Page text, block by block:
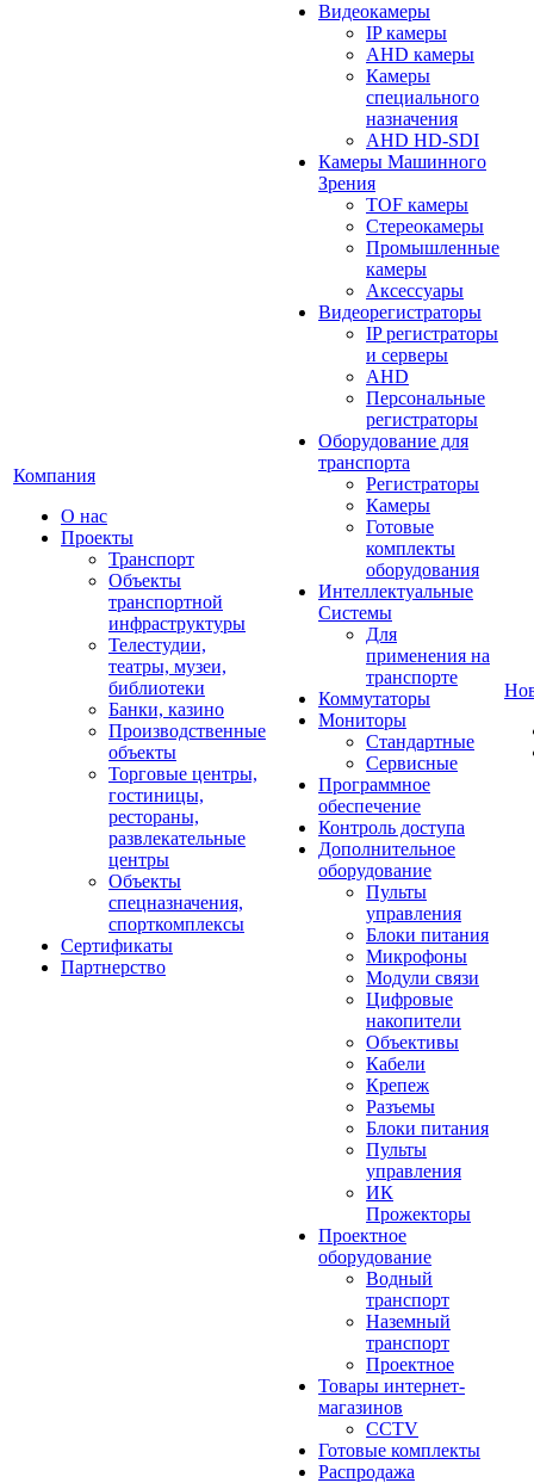
Компания
О нас
Проекты
Транспорт
Объекты
транспортной
инфраструктуры
Телестудии,
театры, музеи,
библиотеки
Банки, казино
Производственные
объекты
Торговые центры,
гостиницы,
рестораны,
развлекательные
центры
Объекты
спецназначения,
спорткомплексы
Сертификаты
Партнерство
Видеокамеры
IP камеры
AHD камеры
Камеры
специального
назначения
AHD HD-SDI
Камеры Машинного
Зрения
TOF камеры
Стереокамеры
Промышленные
камеры
Аксессуары
Видеорегистраторы
IP регистраторы
и серверы
AHD
Персональные
регистраторы
Оборудование для
транспорта
Регистраторы
Камеры
Готовые
комплекты
оборудования
Интеллектуальные
Системы
Для
применения на
транспорте
Коммутаторы
Мониторы
Стандартные
Сервисные
Программное
обеспечение
Контроль доступа
Дополнительное
оборудование
Пульты
управления
Блоки питания
Микрофоны
Модули связи
Цифровые
накопители
Объективы
Кабели
Крепеж
Разъемы
Блоки питания
Пульты
управления
ИК
Прожекторы
Проектное
оборудование
Водный
транспорт
Наземный
транспорт
Проектное
Товары интернет-
магазинов
CCTV
Готовые комплекты
Распродажа